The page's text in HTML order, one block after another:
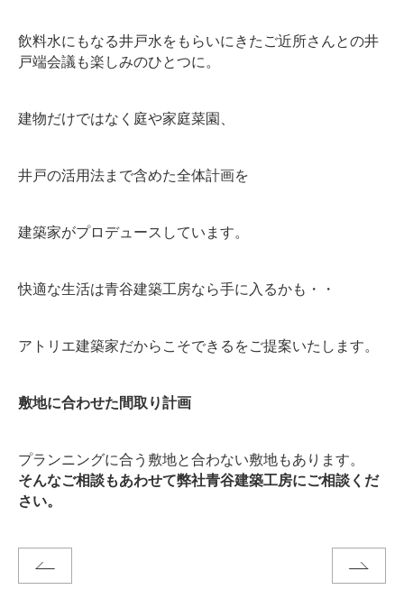
飲料水にもなる井戸水をもらいにきたご近所さんとの井
戸端会議も楽しみのひとつに。
建物だけではなく庭や家庭菜園、
井戸の活用法まで含めた全体計画を
建築家がプロデュースしています。
快適な生活は青谷建築工房なら手に入るかも・・
アトリエ建築家だからこそできるをご提案いたします。
敷地に合わせた間取り計画
プランニングに合う敷地と合わない敷地もあります。
そんなご相談もあわせて弊社青谷建築工房にご相談くだ
さい。